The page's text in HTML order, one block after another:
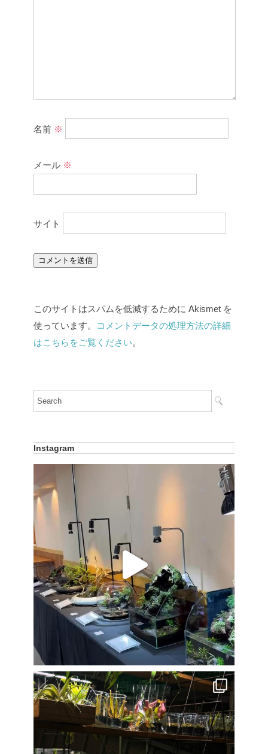
名前 ※
メール ※
サイト
このサイトはスパムを低減するために Akismet を
使っています。
コメントデータの処理方法の詳細
はこちらをご覧ください。
Instagram